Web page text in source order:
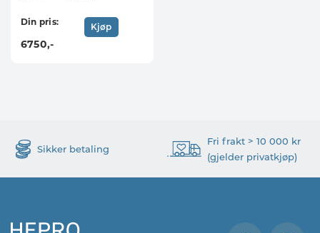
Din pris:
6750,-
Kjøp
Sikker betaling
Fri frakt > 10 000 kr
(gjelder privatkjøp)